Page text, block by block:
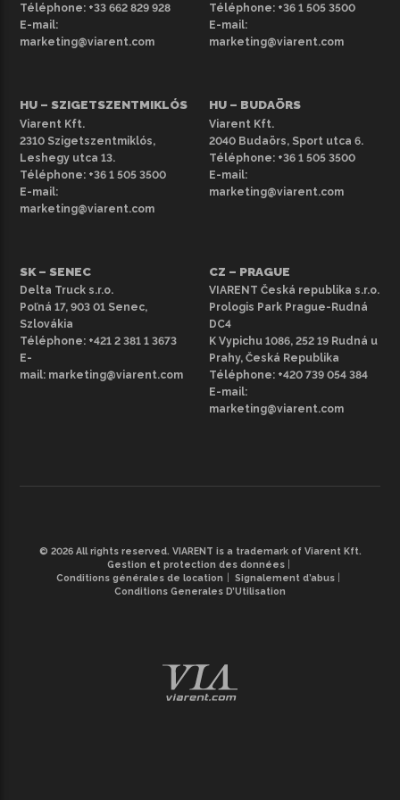
Felhívjuk figyelmét, hogy a képek csak illusztrációs
célokat szolgálnak, és a kínálatban lévő bérelhető
kisteherautókért tekintse meg
teljes választékunkat
Téléphone: +33 662 829 928
E-mail:
marketing@viarent.com
Téléphone: +36 1 505 3500
E-mail:
marketing@viarent.com
HU – SZIGETSZENTMIKLÓS
Viarent Kft.
2310 Szigetszentmiklós,
Leshegy utca 13.
Téléphone: +36 1 505 3500
E-mail:
marketing@viarent.com
HU – BUDAÖRS
Viarent Kft.
2040 Budaörs, Sport utca 6.
Téléphone: +36 1 505 3500
E-mail:
marketing@viarent.com
SK – SENEC
Delta Truck s.r.o.
Poľná 17, 903 01 Senec,
Szlovákia
Téléphone: +421 2 381 1 3673
E-
mail: marketing@viarent.com
CZ – PRAGUE
VIARENT Česká republika s.r.o.
Prologis Park Prague-Rudná
DC4
K Vypichu 1086, 252 19 Rudná u
Prahy, Česká Republika
Téléphone: +420 739 054 384
E-mail:
marketing@viarent.com
© 2026 All rights reserved. VIARENT is a trademark of Viarent Kft.
Gestion et protection des données
Conditions générales de location
Signalement d’abus
Conditions Generales D’Utilisation